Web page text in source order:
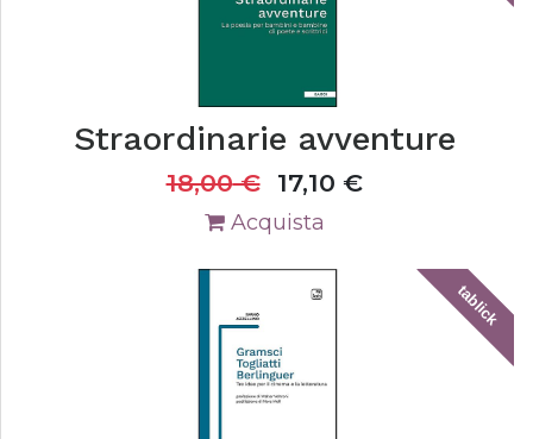
Straordinarie avventure
18,00€ 17,10 €
Acquista
tablick